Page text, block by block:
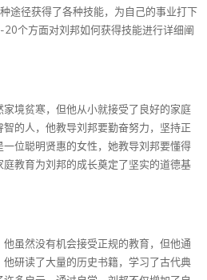
途径获得了各种技能，为自己的事业打下
个方面对刘邦如何获得技能进行详细阐
境贫寒，但他从小就接受了良好的家庭
的人，他教导刘邦要勤奋努力，坚持正
位聪明贤惠的女性，她教导刘邦要懂得
教育为刘邦的成长奠定了坚实的道德基
虽然没有机会接受正规的教育，但他通
研读了大量的历史书籍，学习了古代典